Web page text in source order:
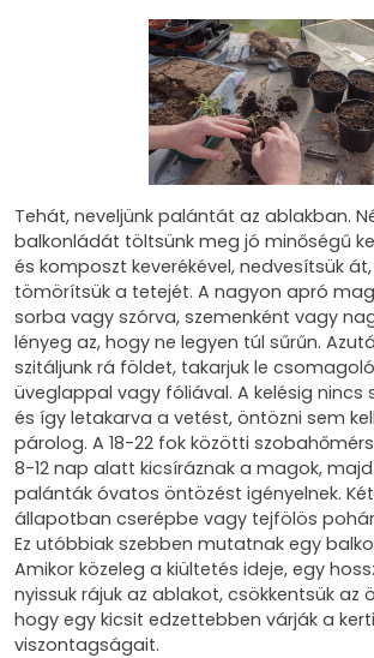
Tehát, neveljünk palántát az ablakban.
balkonládát töltsünk meg jó minőségű
és komposzt keverékével, nedvesítsük
tömörítsük a tetejét. A nagyon apró
sorba vagy szórva, szemenként vagy
lényeg az, hogy ne legyen túl sűrűn.
szitáljunk rá földet, takarjuk le
üveglappal vagy fóliával. A kelésig nincs
és így letakarva a vetést, öntözni sem
párolog. A 18-22 fok közötti
8-12 nap alatt kicsíráznak a magok, majd
palánták óvatos öntözést igényelnek.
állapotban cserépbe vagy tejfölös
Ez utóbbiak szebben mutatnak egy
Amikor közeleg a kiültetés ideje, egy
nyissuk rájuk az ablakot, csökkentsük az
hogy egy kicsit edzettebben várják a
viszontagságait.